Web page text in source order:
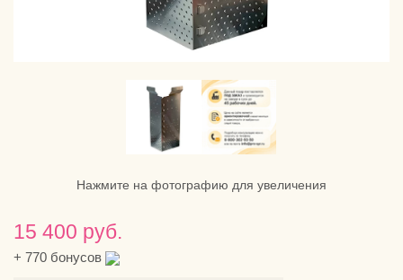
Нажмите на фотографию для увеличения
15 400 руб.
+ 770 бонусов